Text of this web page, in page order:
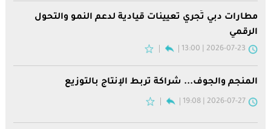
مطارات دبي تُجري تعيينات قيادية لدعم النمو والتحول
الرقمي
2026-07-23 | 13:00
المنجم والجوف... شراكة تربط الإنتاج بالتوزيع
2026-07-27 | 19:08